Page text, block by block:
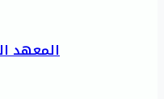
المعهد